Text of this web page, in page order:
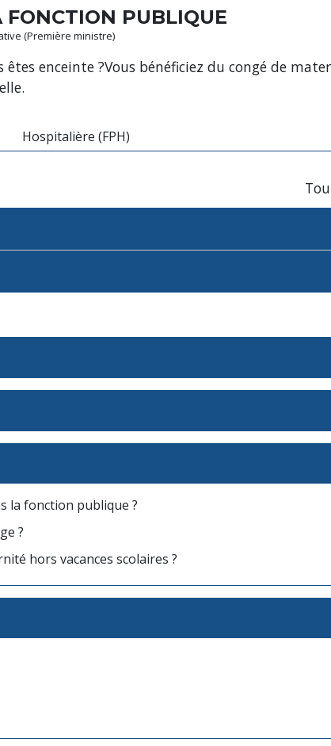
FONCTION PUBLIQUE
(Première ministre)
enceinte ?Vous bénéficiez du congé de
Hospitalière (FPH)
la fonction publique ?
?
hors vacances scolaires ?